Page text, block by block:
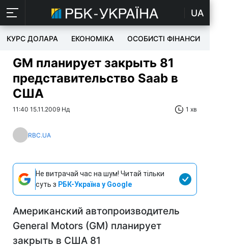
UA
КУРС ДОЛАРА ЕКОНОМІКА ОСОБИСТІ ФІНАНСИ
GM планирует закрыть 81
представительство Saab в
США
11:40 15.11.2009 Нд 1 хв
RBC.UA
Не витрачай час на шум! Читай тільки
суть з РБК-Україна у Google
Американский автопроизводитель
General Motors (GM) планирует
закрыть в США 81